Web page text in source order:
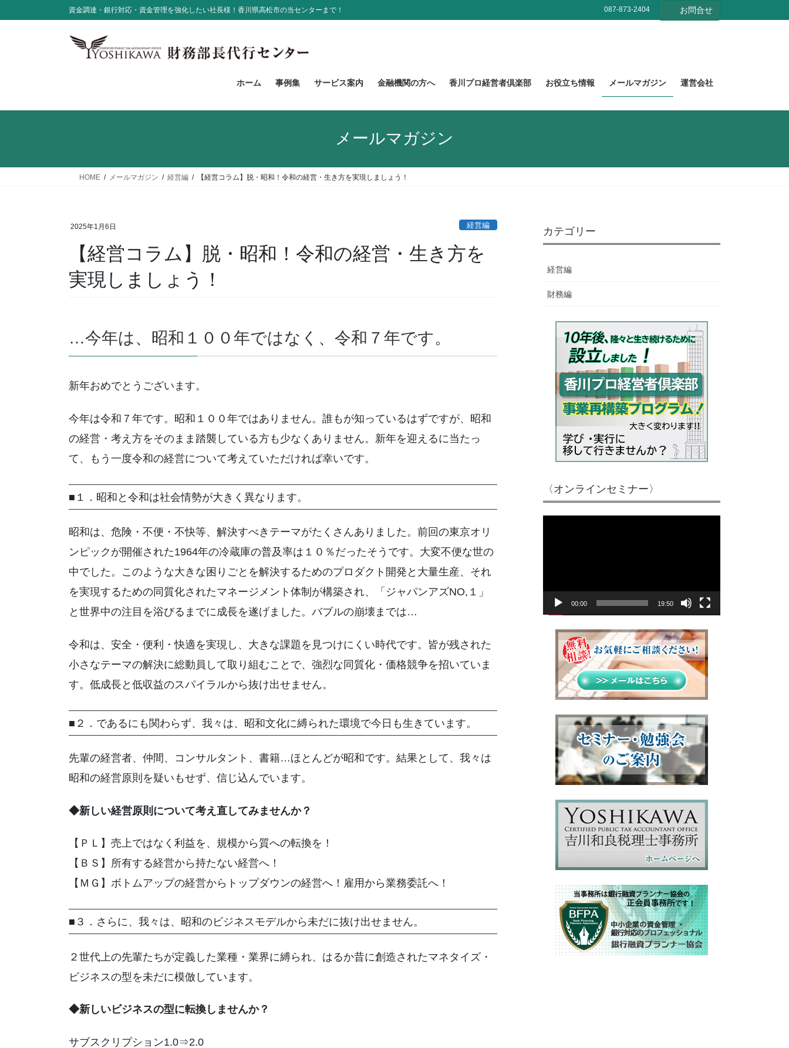
ン
ビ
資金調達・銀行対応・資金管理を強化したい社長様！香川県高松市の当センターまで！ 087-873-2404 お問合せ
ホーム 事例集 サービス案内 金融機関の方へ 香川プロ経営者倶楽部 お役立ち情報 メールマガジン 運営会社
メールマガジン
HOME メールマガジン 経営編 【経営コラム】脱・昭和！令和の経営・生き方を実現しましょう！
2025年1月6日 経営編
【経営コラム】脱・昭和！令和の経営・生き方を
実現しましょう！
…今年は、昭和１００年ではなく、令和７年です。
新年おめでとうございます。
今年は令和７年です。昭和１００年ではありません。誰もが知っているはずですが、昭和
の経営・考え方をそのまま踏襲している方も少なくありません。新年を迎えるに当たっ
て、もう一度令和の経営について考えていただければ幸いです。
■１．昭和と令和は社会情勢が大きく異なります。
昭和は、危険・不便・不快等、解決すべきテーマがたくさんありました。前回の東京オリ
ンピックが開催された1964年の冷蔵庫の普及率は１０％だったそうです。大変不便な世の
中でした。このような大きな困りごとを解決するためのプロダクト開発と大量生産、それ
を実現するための同質化されたマネージメント体制が構築され、「ジャパンアズNO,１」
と世界中の注目を浴びるまでに成長を遂げました。バブルの崩壊までは…
令和は、安全・便利・快適を実現し、大きな課題を見つけにくい時代です。皆が残された
小さなテーマの解決に総動員して取り組むことで、強烈な同質化・価格競争を招いていま
す。低成長と低収益のスパイラルから抜け出せません。
■２．であるにも関わらず、我々は、昭和文化に縛られた環境で今日も生きています。
先輩の経営者、仲間、コンサルタント、書籍…ほとんどが昭和です。結果として、我々は
昭和の経営原則を疑いもせず、信じ込んでいます。
◆新しい経営原則について考え直してみませんか？
【ＰＬ】売上ではなく利益を、規模から質への転換を！
【ＢＳ】所有する経営から持たない経営へ！
【ＭＧ】ボトムアップの経営からトップダウンの経営へ！雇用から業務委託へ！
■３．さらに、我々は、昭和のビジネスモデルから未だに抜け出せません。
２世代上の先輩たちが定義した業種・業界に縛られ、はるか昔に創造されたマネタイズ・
ビジネスの型を未だに模倣しています。
◆新しいビジネスの型に転換しませんか？
サブスクリプション1.0⇒2.0
カテゴリー
経営編
財務編
〈オンラインセミナー〉
ヤ
00:00 19:50